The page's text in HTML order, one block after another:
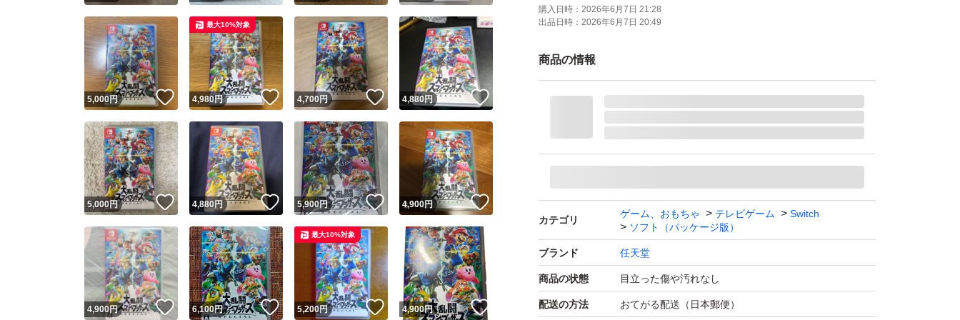
・丁寧梱包
【対応機種】Nintendo Switch
購入日時： 2026年6月7日 21:28
出品日時： 2026年6月7日 20:49
商品の情報
カテゴリ
ゲーム、おもちゃ テレビゲーム
Switch
ソフト（パッケージ版）
ブランド 任天堂
商品の状態 目立った傷や汚れなし
配送の方法 おてがる配送（日本郵便）
5,000円 いいね！
4,980円 いいね！
最大10%対象
4,700円 いいね！
4,880 円
5,000円 いいね！
4,880円 いいね！
5,900円 いいね！
4,900円
4,900円 いいね！
6,100円 いいね！
5,200円 いいね！
最大10%対象
4,900円